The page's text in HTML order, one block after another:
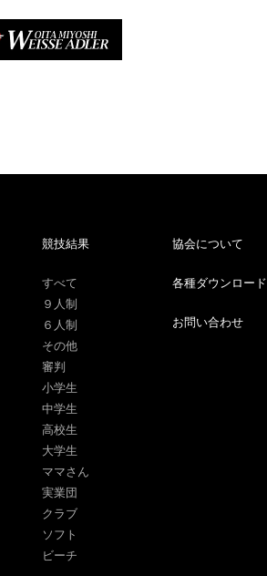
競技結果
すべて
９人制
６人制
その他
審判
小学生
中学生
高校生
大学生
ママさん
実業団
クラブ
ソフト
ビーチ
協会について
各種ダウンロード
お問い合わせ